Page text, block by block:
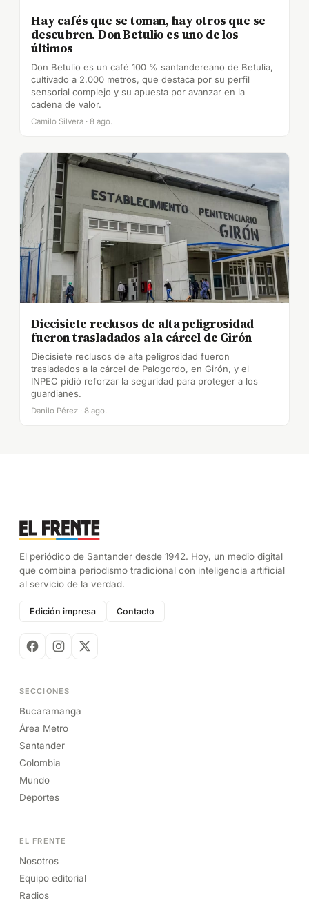
Hay cafés que se toman, hay otros que se
descubren. Don Betulio es uno de los
últimos
Don Betulio es un café 100 % santandereano de Betulia,
cultivado a 2.000 metros, que destaca por su perfil
sensorial complejo y su apuesta por avanzar en la
cadena de valor.
Camilo Silvera · 8 ago.
Diecisiete reclusos de alta peligrosidad
fueron trasladados a la cárcel de Girón
Diecisiete reclusos de alta peligrosidad fueron
trasladados a la cárcel de Palogordo, en Girón, y el
INPEC pidió reforzar la seguridad para proteger a los
guardianes.
Danilo Pérez · 8 ago.
El periódico de Santander desde 1942. Hoy, un medio digital
que combina periodismo tradicional con inteligencia artificial
al servicio de la verdad.
Edición impresa Contacto
SECCIONES
Bucaramanga
Área Metro
Santander
Colombia
Mundo
Deportes
EL FRENTE
Nosotros
Equipo editorial
Radios